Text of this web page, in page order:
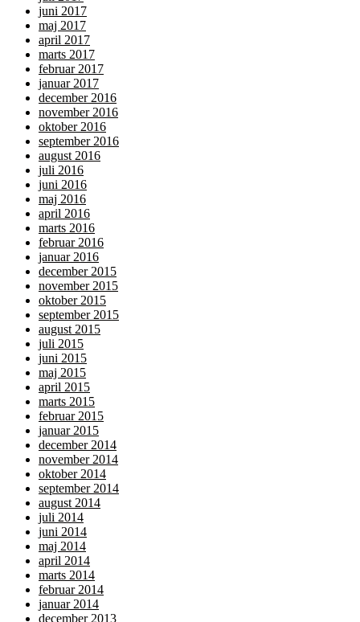
juni 2017
maj 2017
april 2017
marts 2017
februar 2017
januar 2017
december 2016
november 2016
oktober 2016
september 2016
august 2016
juli 2016
juni 2016
maj 2016
april 2016
marts 2016
februar 2016
januar 2016
december 2015
november 2015
oktober 2015
september 2015
august 2015
juli 2015
juni 2015
maj 2015
april 2015
marts 2015
februar 2015
januar 2015
december 2014
november 2014
oktober 2014
september 2014
august 2014
juli 2014
juni 2014
maj 2014
april 2014
marts 2014
februar 2014
januar 2014
december 2013